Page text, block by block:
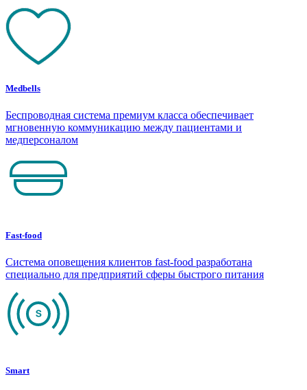
Medbells
Беспроводная система премиум класса обеспечивает
мгновенную коммуникацию между пациентами и
медперсоналом
Fast-food
Система оповещения клиентов fast-food разработана
специально для предприятий сферы быстрого питания
Smart